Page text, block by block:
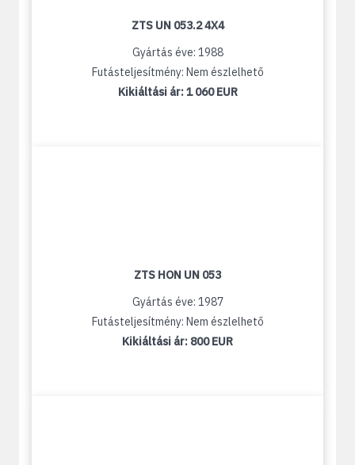
ZTS UN 053.2 4X4
Gyártás éve: 1988
Futásteljesítmény: Nem észlelhető
Kikiáltási ár:1 060 EUR
ZTS HON UN 053
Gyártás éve: 1987
Futásteljesítmény: Nem észlelhető
Kikiáltási ár: 800 EUR